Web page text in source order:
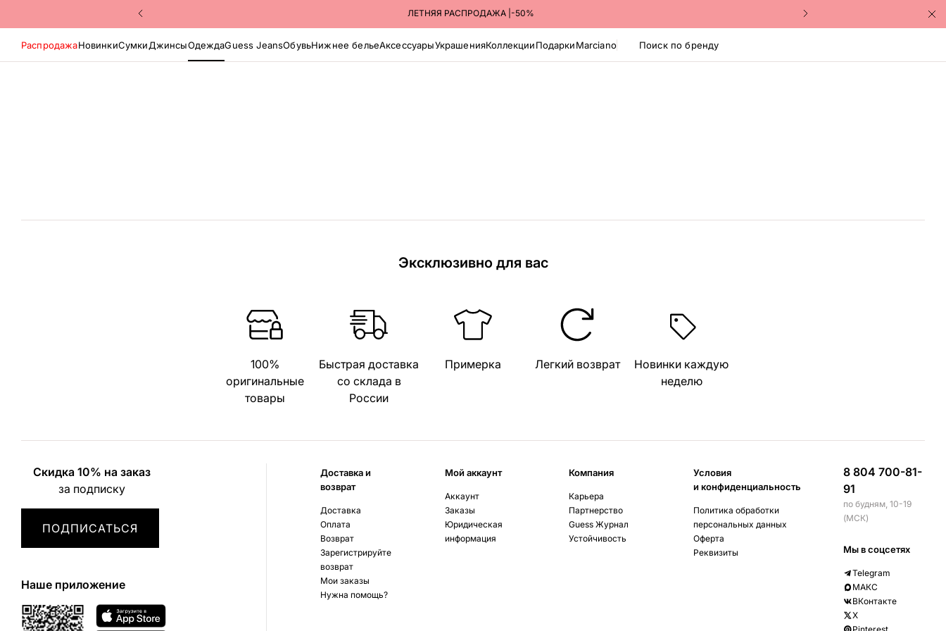
ЛЕТНЯЯ РАСПРОДАЖА |-50%
Поиск по бренду
РаспродажаНовинкиСумкиДжинсыОдеждаGuess JeansОбувьНижнее бельеАксессуарыУкрашенияКоллекцииПодаркиMarciano
Эксклюзивно для вас
100%
оригинальные
товары
Быстрая доставка
со склада в
России
Примерка Легкий возврат
Новинки каждую
неделю
Скидка 10% на заказ
за подписку
ПОДПИСАТЬСЯ
Наше приложение
Доставка и
возврат
Доставка
Оплата
Возврат
Зарегистрируйте
возврат
Мои заказы
Нужна помощь?
Мой аккаунт
Аккаунт
Заказы
Юридическая
информация
Компания
Карьера
Партнерство
Guess Журнал
Устойчивость
Условия
и конфиденциальность
Политика обработки
персональных данных
Оферта
Реквизиты
8 804 700-81-
91
по будням, 10-19
(МСК)
Мы в соцсетях
Telegram
МАКС
ВКонтакте
X